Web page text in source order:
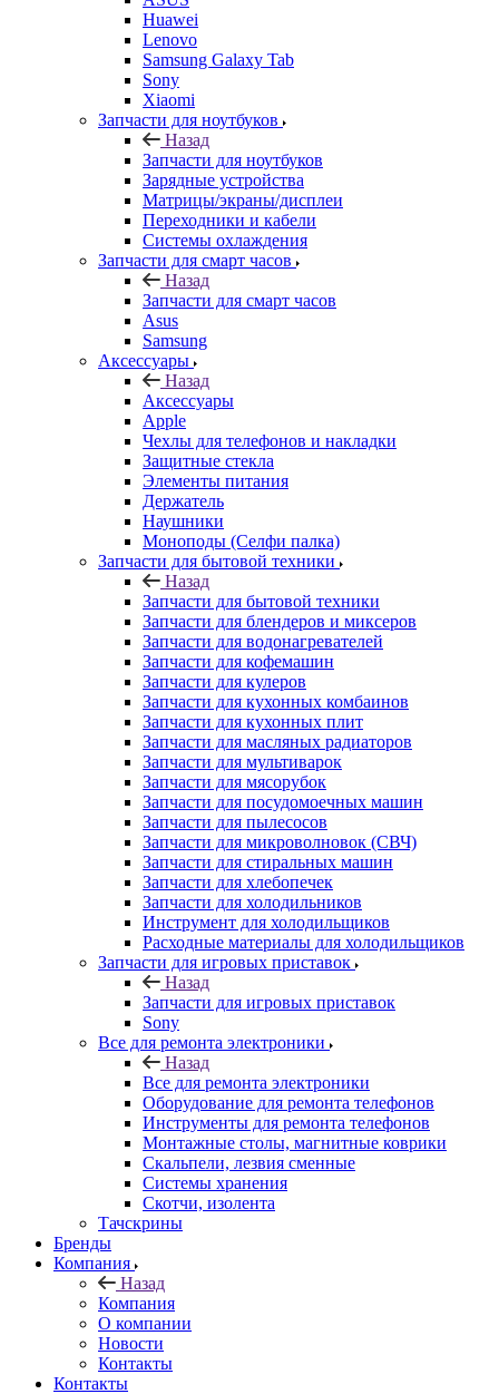
Huawei
Lenovo
Samsung Galaxy Tab
Sony
Xiaomi
Запчасти для ноутбуков
Назад
Запчасти для ноутбуков
Зарядные устройства
Матрицы/экраны/дисплеи
Переходники и кабели
Системы охлаждения
Запчасти для смарт часов
Назад
Запчасти для смарт часов
Asus
Samsung
Аксессуары
Назад
Аксессуары
Apple
Чехлы для телефонов и накладки
Защитные стекла
Элементы питания
Держатель
Наушники
Моноподы (Селфи палка)
Запчасти для бытовой техники
Назад
Запчасти для бытовой техники
Запчасти для блендеров и миксеров
Запчасти для водонагревателей
Запчасти для кофемашин
Запчасти для кулеров
Запчасти для кухонных комбаинов
Запчасти для кухонных плит
Запчасти для масляных радиаторов
Запчасти для мультиварок
Запчасти для мясорубок
Запчасти для посудомоечных машин
Запчасти для пылесосов
Запчасти для микроволновок (СВЧ)
Запчасти для стиральных машин
Запчасти для хлебопечек
Запчасти для холодильников
Инструмент для холодильщиков
Расходные материалы для холодильщиков
Запчасти для игровых приставок
Назад
Запчасти для игровых приставок
Sony
Все для ремонта электроники
Назад
Все для ремонта электроники
Оборудование для ремонта телефонов
Инструменты для ремонта телефонов
Монтажные столы, магнитные коврики
Скальпели, лезвия сменные
Системы хранения
Скотчи, изолента
Тачскрины
Бренды
Компания
Назад
Компания
О компании
Новости
Контакты
Контакты